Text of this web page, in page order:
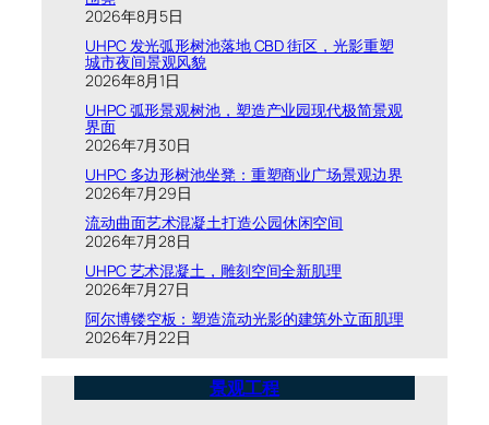
2026年8月5日
UHPC 发光弧形树池落地 CBD 街区，光影重塑
城市夜间景观风貌
2026年8月1日
UHPC 弧形景观树池，塑造产业园现代极简景观
界面
2026年7月30日
UHPC 多边形树池坐凳：重塑商业广场景观边界
2026年7月29日
流动曲面艺术混凝土打造公园休闲空间
2026年7月28日
UHPC 艺术混凝土，雕刻空间全新肌理
2026年7月27日
阿尔博镂空板：塑造流动光影的建筑外立面肌理
2026年7月22日
景观工程